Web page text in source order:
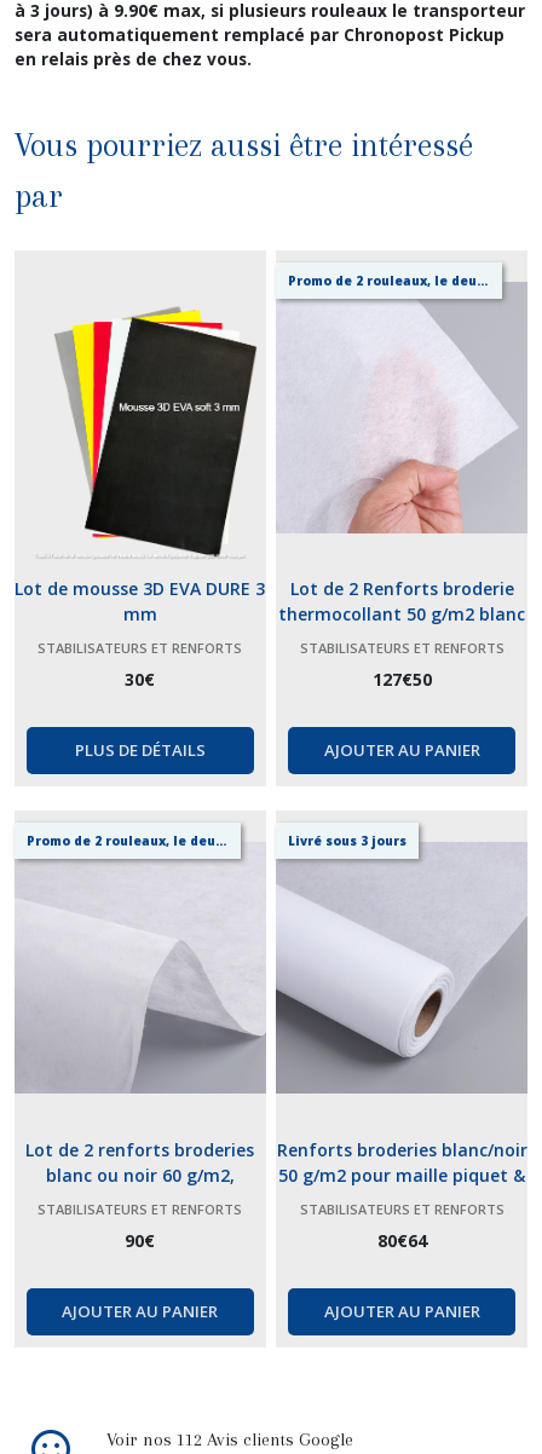
à 3 jours) à 9.90€ max, si plusieurs rouleaux le transporteur
sera automatiquement remplacé par Chronopost Pickup
en relais près de chez vous.
Vous pourriez aussi être intéressé
par
Lot de mousse 3D EVA DURE 3
mm
STABILISATEURS ET RENFORTS
30€
PLUS DE DÉTAILS
Promo de 2 rouleaux, le deuxième à -50%
Lot de 2 Renforts broderie
thermocollant 50 g/m2 blanc
/ noir pour maille piquet & T-
1050 HF
STABILISATEURS ET RENFORTS
127€50
AJOUTER AU PANIER
Promo de 2 rouleaux, le deuxième à -50%
Lot de 2 renforts broderies
blanc ou noir 60 g/m2,
classique pour vos renforts
STABILISATEURS ET RENFORTS
90€
AJOUTER AU PANIER
Livré sous 3 jours
Renforts broderies blanc/noir
50 g/m2 pour maille piquet &
T-SHIRT / polo, chemises ref
STABILISATEURS ET RENFORTS
80€64
AJOUTER AU PANIER
Voir nos 112 Avis clients Google